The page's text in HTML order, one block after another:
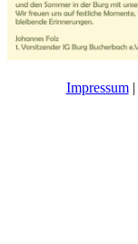
Impressum|